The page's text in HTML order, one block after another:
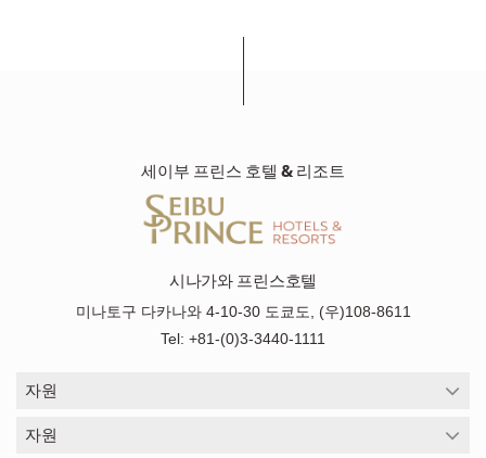
세이부 프린스 호텔 & 리조트
시나가와 프린스호텔
미나토구 다카나와 4-10-30 도쿄도, (우)108-8611
Tel: +81-(0)3-3440-1111
자원
자원